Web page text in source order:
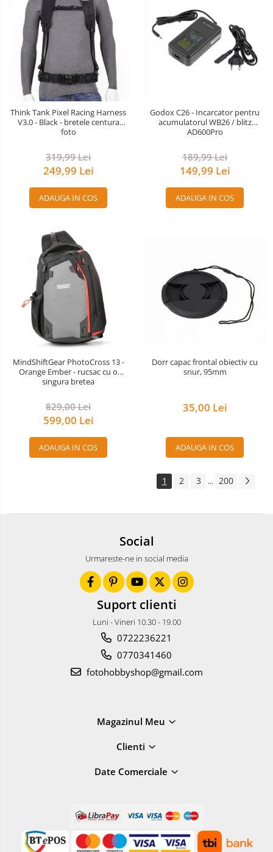
Think Tank Pixel Racing Harness
V3.0 - Black - bretele centura
foto
319,99 Lei
249,99 Lei
ADAUGA IN COS
Godox C26 - Incarcator pentru
acumulatorul WB26 / blitz
AD600Pro
189,99 Lei
149,99 Lei
ADAUGA IN COS
MindShiftGear PhotoCross 13 -
Orange Ember - rucsac cu o
singura bretea
829,00 Lei
599,00 Lei
ADAUGA IN COS
Dorr capac frontal obiectiv cu
snur, 95mm
35,00 Lei
ADAUGA IN COS
1 2 3 ... 200
Social
Urmareste-ne in social media
Suport clienti
Luni - Vineri 10.30 - 19.00
0722236221
0770341460
fotohobbyshop@gmail.com
Magazinul Meu
Clienti
Date Comerciale